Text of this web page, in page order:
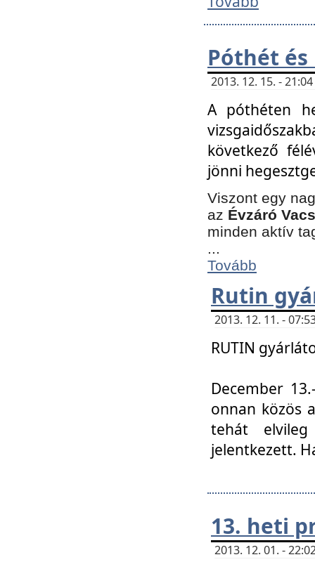
Póthét és
2013. 12. 15. -
A póthéten
következő
jönni
Viszont egy
az Évzáró
minden aktív
...
Tovább
Rutin
2013. 12. 11. -
RUTIN
December
onnan közös
tehát
jelentkezett.
13. heti
2013. 12. 01. -